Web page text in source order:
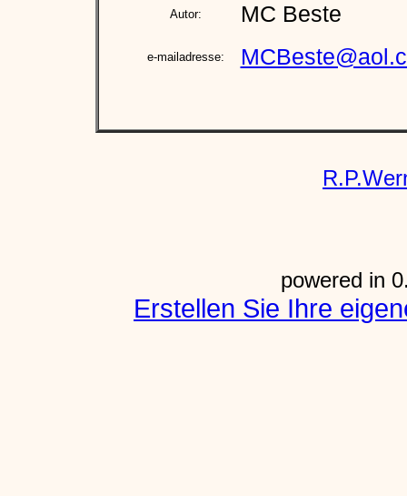
Autor: MC Beste
e-mailadresse:
powered in
Erstellen Sie Ihre